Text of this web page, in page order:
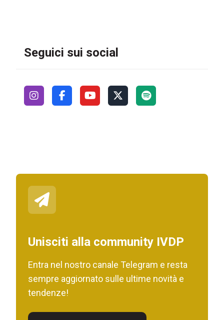
Seguici sui social
Unisciti alla community IVDP
Entra nel nostro canale Telegram e resta
sempre aggiornato sulle ultime novità e
tendenze!